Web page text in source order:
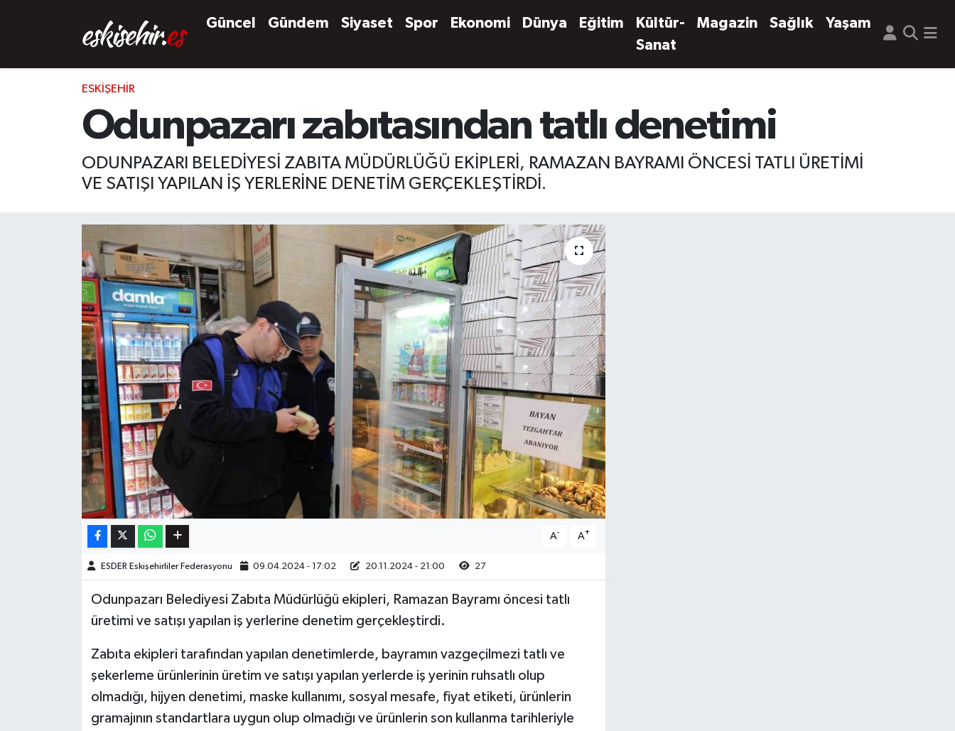
Güncel Gündem Siyaset Spor Ekonomi Dünya Eğitim
Kültür-
Sanat
Magazin Sağlık Yaşam
ESKIŞEHIR
Odunpazarı zabıtasından tatlı denetimi
ODUNPAZARI BELEDİYESİ ZABITA MÜDÜRLÜĞÜ EKİPLERİ, RAMAZAN BAYRAMI ÖNCESİ TATLI ÜRETİMİ
VE SATIŞI YAPILAN İŞ YERLERİNE DENETİM GERÇEKLEŞTİRDİ.
A- A+
ESDER Eskişehirliler Federasyonu 09.04.2024 - 17:02 20.11.2024 - 21:00 27
Odunpazarı Belediyesi Zabıta Müdürlüğü ekipleri, Ramazan Bayramı öncesi tatlı
üretimi ve satışı yapılan iş yerlerine denetim gerçekleştirdi.
Zabıta ekipleri tarafından yapılan denetimlerde, bayramın vazgeçilmezi tatlı ve
şekerleme ürünlerinin üretim ve satışı yapılan yerlerde iş yerinin ruhsatlı olup
olmadığı, hijyen denetimi, maske kullanımı, sosyal mesafe, fiyat etiketi, ürünlerin
gramajının standartlara uygun olup olmadığı ve ürünlerin son kullanma tarihleriyle